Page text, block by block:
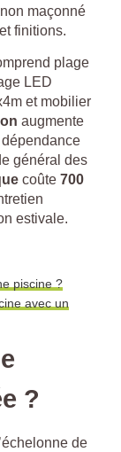
maçonné
finitions.
plage
LED
et mobilier
augmente
général des
coûte 700
estivale.
piscine ?
avec un
?
de